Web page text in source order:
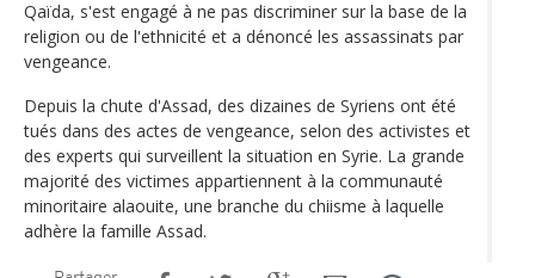
Qaïda, s'est engagé à ne pas discriminer sur la base de la
religion ou de l'ethnicité et a dénoncé les assassinats par
vengeance.
Depuis la chute d'Assad, des dizaines de Syriens ont été
tués dans des actes de vengeance, selon des activistes et
des experts qui surveillent la situation en Syrie. La grande
majorité des victimes appartiennent à la communauté
minoritaire alaouite, une branche du chiisme à laquelle
adhère la famille Assad.